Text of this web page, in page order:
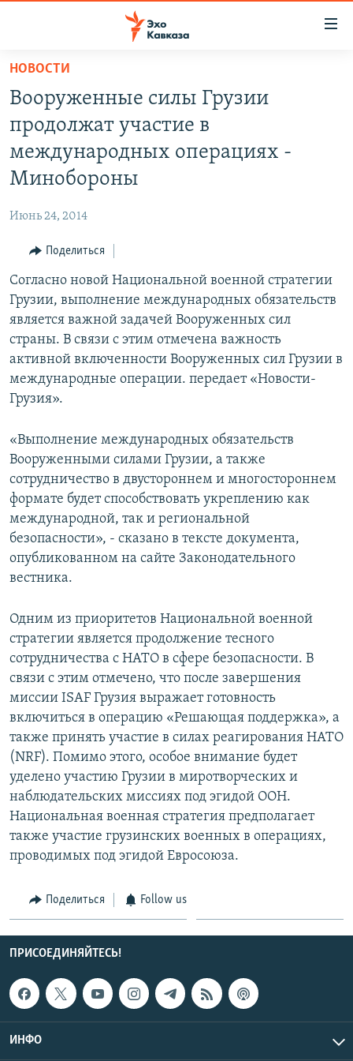
Вернуться
основному
содержанию
Вернутся
главной
Вернутся
поиску
ТБИЛИСИ
СУХУМИ
ЦХИНВАЛИ
АРМЕНИЯ
АЗЕРБАЙДЖАН
ПОЛИТИКА
ЭКОНОМИКА
КУЛЬТУРА
МИР
РУБРИКИ
НЕКРУГЛЫЙ СТОЛ
ПОЗИЦИЯ
ГОЛОСА
МУЛЬТИМЕДИА
ФОТО
АУДИО
ПОДКАСТЫ
ПРИСОЕДИНЯЙТЕСЬ!
НОВОСТИ
Вооруженные силы Грузии
продолжат участие в
международных операциях -
Минобороны
Июнь 24, 2014
Поделиться
Согласно новой Национальной военной стратегии
Грузии, выполнение международных обязательств
является важной задачей Вооруженных сил
страны. В связи с этим отмечена важность
активной включенности Вооруженных сил Грузии в
международные операции. передает «Новости-
Грузия».
«Выполнение международных обязательств
Вооруженными силами Грузии, а также
сотрудничество в двустороннем и многостороннем
формате будет способствовать укреплению как
международной, так и региональной
безопасности», - сказано в тексте документа,
опубликованном на сайте Законодательного
вестника.
Одним из приоритетов Национальной военной
стратегии является продолжение тесного
сотрудничества с НАТО в сфере безопасности. В
связи с этим отмечено, что после завершения
миссии ISAF Грузия выражает готовность
включиться в операцию «Решающая поддержка», а
также принять участие в силах реагирования НАТО
(NRF). Помимо этого, особое внимание будет
уделено участию Грузии в миротворческих и
наблюдательских миссиях под эгидой ООН.
Национальная военная стратегия предполагает
также участие грузинских военных в операциях,
проводимых под эгидой Евросоюза.
Поделиться Follow us
ПРИСОЕДИНЯЙТЕСЬ!
ИНФО